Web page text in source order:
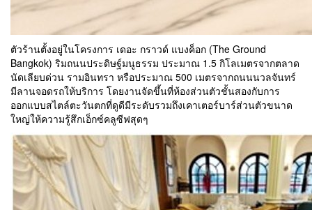
ตัวร้านตั้งอยู่ในโครงการ เดอะ กราวด์ แบงค็อก (The Ground
Bangkok) ริมถนนประดิษฐ์มนูธรรม ประมาณ 1.5 กิโลเมตรจากตลาด
นัดเลียบด่วน รามอินทรา หรือประมาณ 500 เมตรจากถนนนวลจันทร์
มีลานจอดรถให้บริการ โดยงานจัดขึ้นที่ห้องส่วนตัวชั้นสองกับการ
ออกแบบสไตล์ตะวันตกที่ดูดีมีระดับรวมถึงเคาเตอร์บาร์ส่วนตัวขนาด
ใหญ่ให้ความรู้สึกเอ็กซ์คลูซีฟสุดๆ